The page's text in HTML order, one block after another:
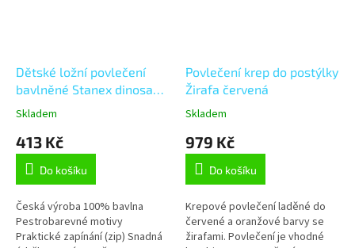
Dětské ložní povlečení
bavlněné Stanex dinosauři
(LS410),
135 x 90 + 40 x 60, Zip
Skladem
413 Kč
Do košíku
Česká výroba 100% bavlna
Pestrobarevné motivy
Praktické zapínání (zip) Snadná
Povlečení krep do postýlky
Žirafa červená
Skladem
979 Kč
Do košíku
Krepové povlečení laděné do
červené a oranžové barvy se
žirafami. Povlečení je vhodné